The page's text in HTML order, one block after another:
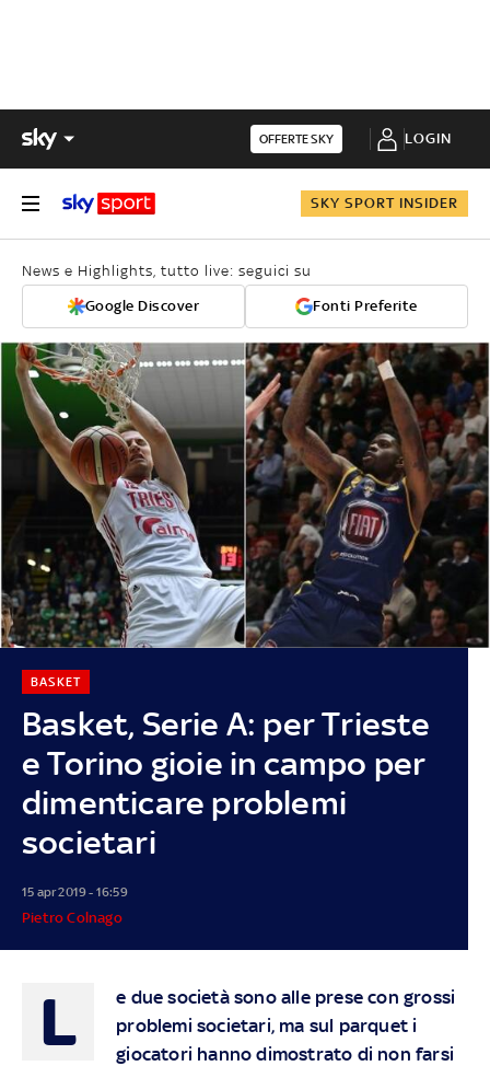
OFFERTE SKY LOGIN
SKY SPORT INSIDER
News e Highlights, tutto live: seguici su
Google Discover Fonti Preferite
Basket, Serie A: per Trieste
e Torino gioie in campo per
dimenticare problemi
societari
BASKET
15 apr 2019 - 16:59
Pietro Colnago
L
e due società sono alle prese con grossi
problemi societari, ma sul parquet i
giocatori hanno dimostrato di non farsi